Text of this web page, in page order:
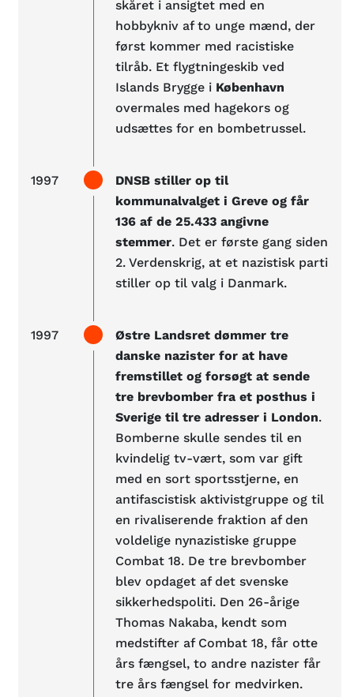
skåret i ansigtet med en
hobbykniv af to unge mænd, der
først kommer med racistiske
tilråb. Et flygtningeskib ved
Islands Brygge i København
overmales med hagekors og
udsættes for en bombetrussel.
1997
DNSB stiller op til
kommunalvalget i Greve og får
136 af de 25.433 angivne
stemmer. Det er første gang siden
2. Verdenskrig, at et nazistisk parti
stiller op til valg i Danmark.
1997
Østre Landsret dømmer tre
danske nazister for at have
fremstillet og forsøgt at sende
tre brevbomber fra et posthus i
Sverige til tre adresser i London.
Bomberne skulle sendes til en
kvindelig tv-vært, som var gift
med en sort sportsstjerne, en
antifascistisk aktivistgruppe og til
en rivaliserende fraktion af den
voldelige nynazistiske gruppe
Combat 18. De tre brevbomber
blev opdaget af det svenske
sikkerhedspoliti. Den 26-årige
Thomas Nakaba, kendt som
medstifter af Combat 18, får otte
års fængsel, to andre nazister får
tre års fængsel for medvirken.